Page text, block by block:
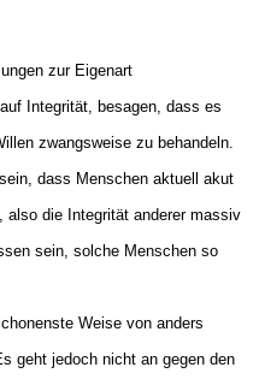
zur Eigenart
Integrität, besagen, dass es
zwangsweise zu behandeln.
dass Menschen aktuell akut
also die Integrität anderer massiv
sein, solche Menschen so
Weise von anders
geht jedoch nicht an gegen den